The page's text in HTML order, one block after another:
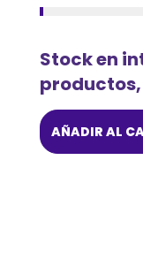
Stock en
AÑADIR AL